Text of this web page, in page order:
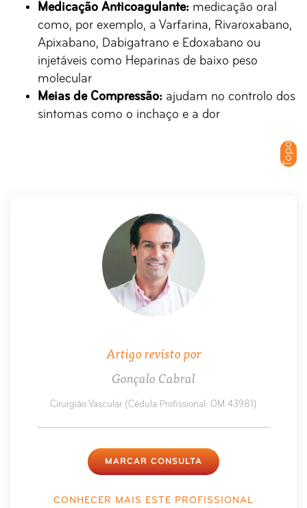
Topo
Medicação Anticoagulante: medicação oral
como, por exemplo, a Varfarina, Rivaroxabano,
Apixabano, Dabigatrano e Edoxabano ou
injetáveis como Heparinas de baixo peso
molecular
Meias de Compressão: ajudam no controlo dos
sintomas como o inchaço e a dor
Artigo revisto por
Gonçalo Cabral
Cirurgião Vascular (Cédula Profissional: OM 43981)
MARCAR CONSULTA
CONHECER MAIS ESTE PROFISSIONAL